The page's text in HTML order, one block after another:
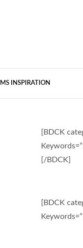
INSPIRATION
[BDCK
[/BDCK]
[BDCK